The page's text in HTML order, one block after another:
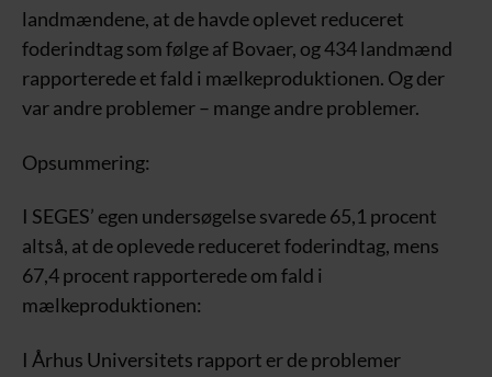
landmændene, at de havde oplevet reduceret
foderindtag som følge af Bovaer, og 434 landmænd
rapporterede et fald i mælkeproduktionen. Og der
var andre problemer – mange andre problemer.
Opsummering:
I SEGES’ egen undersøgelse svarede 65,1 procent
altså, at de oplevede reduceret foderindtag, mens
67,4 procent rapporterede om fald i
mælkeproduktionen:
I Århus Universitets rapport er de problemer